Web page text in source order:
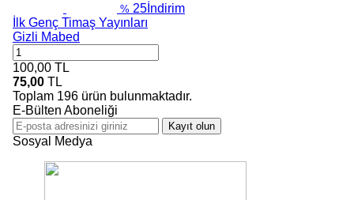
% 25 İndirim
İlk Genç Timaş Yayınları
Gizli Mabed
100,00 TL
75,00 TL
Toplam 196 ürün bulunmaktadır.
E-Bülten Aboneliği
Kayıt olun
Sosyal Medya